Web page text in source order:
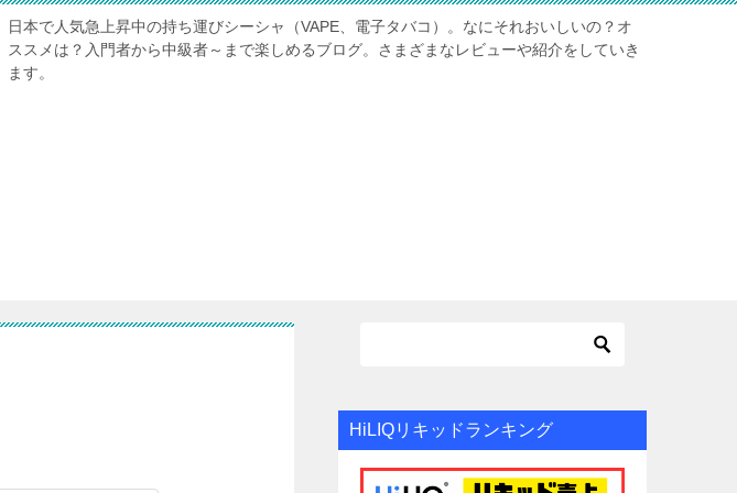
日本で人気急上昇中の持ち運びシーシャ（VAPE、電子タバコ）。なにそれおいしいの？オ
ススメは？入門者から中級者～まで楽しめるブログ。さまざまなレビューや紹介をしていき
ます。
HiLIQリキッドランキング